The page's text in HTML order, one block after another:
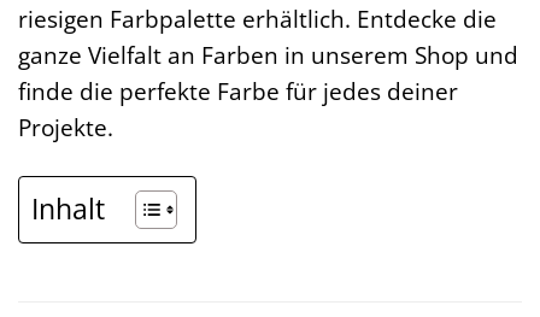
riesigen Farbpalette erhältlich. Entdecke die
ganze Vielfalt an Farben in unserem Shop und
finde die perfekte Farbe für jedes deiner
Projekte.
Inhalt